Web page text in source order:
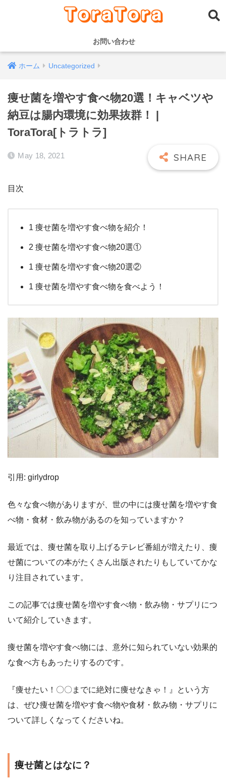
お問い合わせ
ホーム Uncategorized
痩せ菌を増やす食べ物20選！キャベツや
納豆は腸内環境に効果抜群！ |
ToraTora[トラトラ]
May 18, 2021
目次
1 痩せ菌を増やす食べ物を紹介！
2 痩せ菌を増やす食べ物20選①
1 痩せ菌を増やす食べ物20選②
1 痩せ菌を増やす食べ物を食べよう！
引用: girlydrop
色々な食べ物がありますが、世の中には痩せ菌を増やす食
べ物・食材・飲み物があるのを知っていますか？
最近では、痩せ菌を取り上げるテレビ番組が増えたり、痩
せ菌についての本がたくさん出版されたりもしていてかな
り注目されています。
この記事では痩せ菌を増やす食べ物・飲み物・サプリにつ
いて紹介していきます。
痩せ菌を増やす食べ物には、意外に知られていない効果的
な食べ方もあったりするのです。
『痩せたい！〇〇までに絶対に痩せなきゃ！』という方
は、ぜひ痩せ菌を増やす食べ物や食材・飲み物・サプリに
ついて詳しくなってくださいね。
痩せ菌とはなに？